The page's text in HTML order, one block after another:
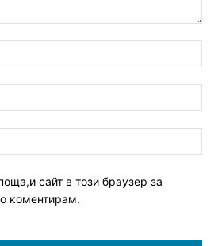
сайт в този браузер за
коментирам.